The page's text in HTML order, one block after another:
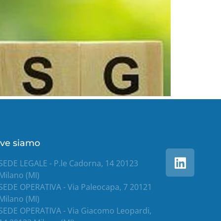
siamo
LEGALE - P.le Cadorna, 14 20123
(MI)
OPERATIVA - Via Paleocapa, 7 20121
(MI)
OPERATIVA - Via Giacomo Leopardi,